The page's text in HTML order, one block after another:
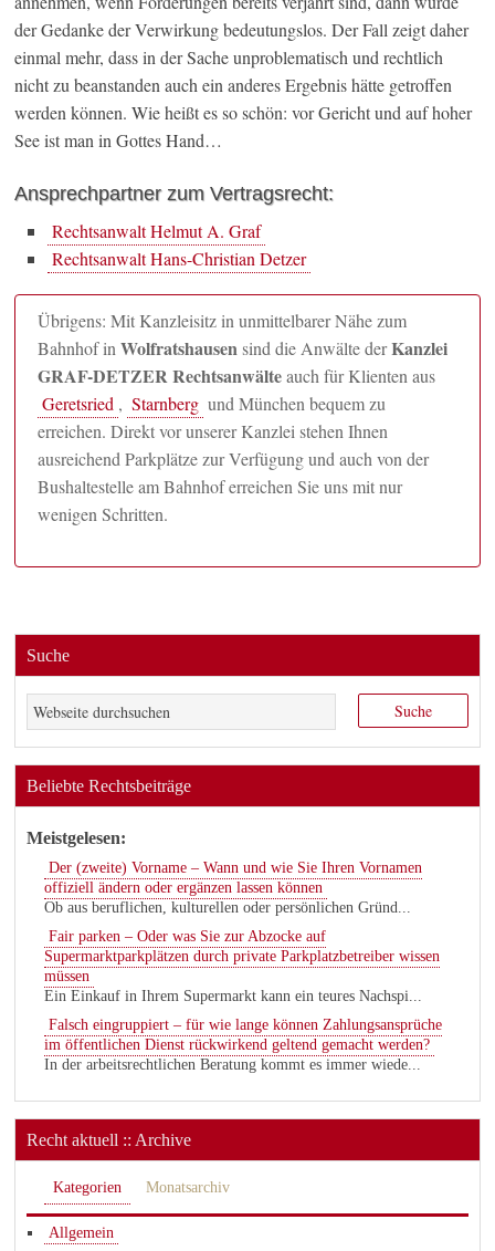
der Gedanke der Verwirkung bedeutungslos. Der Fall zeigt daher
einmal mehr, dass in der Sache unproblematisch und rechtlich
nicht zu beanstanden auch ein anderes Ergebnis hätte getroffen
werden können. Wie heißt es so schön: vor Gericht und auf hoher
See ist man in Gottes Hand…
Ansprechpartner zum Vertragsrecht:
Rechtsanwalt Helmut A. Graf
Rechtsanwalt Hans-Christian Detzer
Übrigens: Mit Kanzleisitz in unmittelbarer Nähe zum
Bahnhof inWolfratshausensind die Anwälte derKanzlei
GRAF-DETZER Rechtsanwälteauch für Klienten aus
Geretsried , Starnberg und München bequem zu
erreichen. Direkt vor unserer Kanzlei stehen Ihnen
ausreichend Parkplätze zur Verfügung und auch von der
Bushaltestelle am Bahnhof erreichen Sie uns mit nur
wenigen Schritten.
Suche
Beliebte Rechtsbeiträge
Meistgelesen:
Der (zweite) Vorname – Wann und wie Sie Ihren Vornamen
offiziell ändern oder ergänzen lassen können
Ob aus beruflichen, kulturellen oder persönlichen Gründ...
Fair parken – Oder was Sie zur Abzocke auf
Supermarktparkplätzen durch private Parkplatzbetreiber wissen
müssen
Ein Einkauf in Ihrem Supermarkt kann ein teures Nachspi...
Falsch eingruppiert – für wie lange können Zahlungsansprüche
im öffentlichen Dienst rückwirkend geltend gemacht werden?
In der arbeitsrechtlichen Beratung kommt es immer wiede...
Recht aktuell :: Archive
Kategorien Monatsarchiv
Allgemein